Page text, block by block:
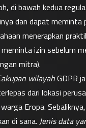
di bawah kedua
dan dapat
izin sebelum
mitra).
wilayah GDPR
dari lokasi
Eropa.
di sana. Jenis data